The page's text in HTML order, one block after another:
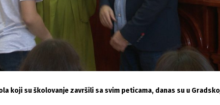
koji su školovanje završili sa svim peticama, danas su u